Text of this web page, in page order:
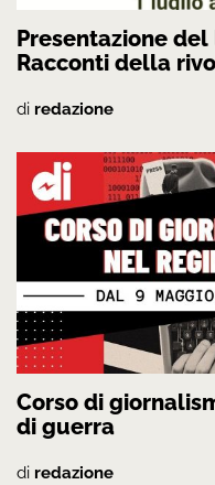
Presentazione
Racconti della
di redazione
Corso di
di guerra
di redazione